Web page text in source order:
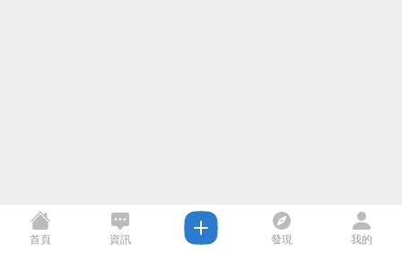
首頁 資訊 發現 我的